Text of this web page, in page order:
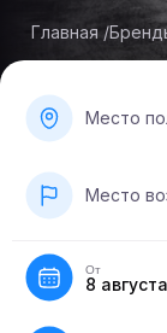
Главная /
Место
Место
От
8